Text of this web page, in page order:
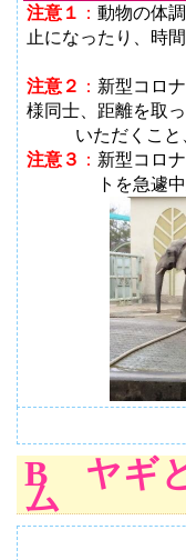
注意１ ： 動物の体
止になったり、時
注意２ ： 新型コロ
様同士、距離を取
いただくこと
注意３ ： 新型コロ
トを急遽
B ヤギ
ム